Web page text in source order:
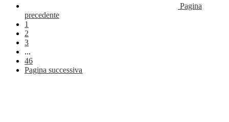
Pagina
precedente
1
2
3
...
46
Pagina successiva